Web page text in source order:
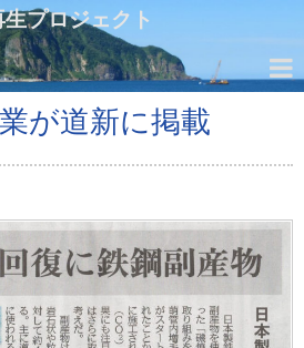
プロジェクト
が道新に掲載